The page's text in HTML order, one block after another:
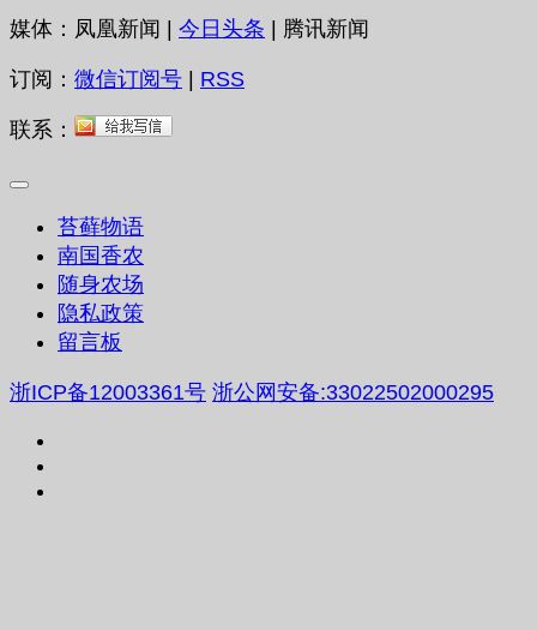
媒体：凤凰新闻 | 今日头条 | 腾讯新闻
订阅： 微信订阅号 | RSS
联系：
苔藓物语
南国香农
随身农场
隐私政策
留言板
浙ICP备12003361号 浙公网安备:33022502000295